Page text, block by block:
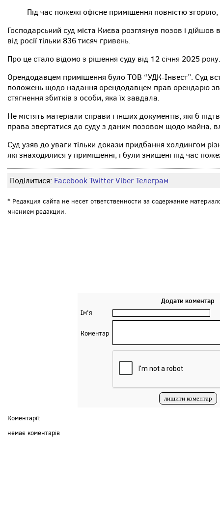
Під час пожежі офісне приміщення повністю
Господарський суд міста Києва розглянув позов і
від росії тільки 836 тисяч гривень.
Про це стало відомо з рішення суду від 12 січня 2025 року.
Орендодавцем приміщення було ТОВ “УДК-Інвест”. Суд
положень щодо надання орендодавцем прав орендарю
стягнення збитків з особи, яка їх завдала.
Не містять матеріали справи і інших документів, які б
права звертатися до суду з даним позовом щодо майна,
Суд узяв до уваги тільки докази придбання холдингом
які знаходилися у приміщенні, і були знищені під час
Поділитися: FacebookTwitterViberТелеграм
* Редакция сайта не несет ответственности за содержание
мнением редакции.
Додати коментар
Ім'я
Коментар
Коментарії:
немає коментарів